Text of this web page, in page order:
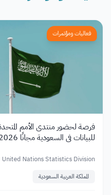
فعاليات ومؤتمرات
فرصة لحضور منتدى الأمم المتحدة
للبيانات في السعودية مجانًا 2026
United Nations Statistics Division
المملكة العربية السعودية